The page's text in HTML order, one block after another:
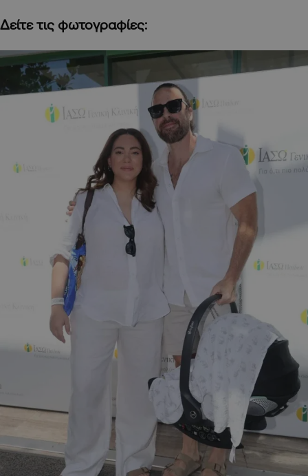
Δείτε τις φωτογραφίες: